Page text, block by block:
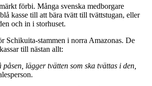
förbi. Många svenska medborgare
kasse till att bära tvätt till tvättstugan, eller
och in i storhuset.
Schikuita-stammen i norra Amazonas. De
till nästan allt:
lägger tvätten som ska tvättas i den,